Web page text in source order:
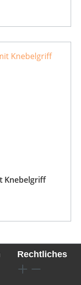
Knebelgriff
Rechtliches